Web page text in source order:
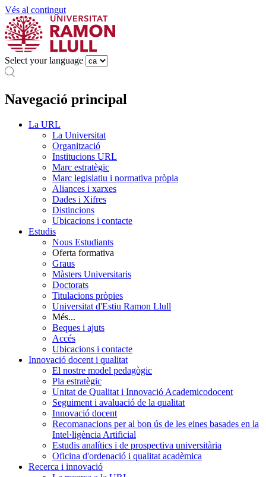
Vés al contingut
Select your language
Navegació principal
La URL
La Universitat
Organització
Institucions URL
Marc estratègic
Marc legislatiu i normativa pròpia
Aliances i xarxes
Dades i Xifres
Distincions
Ubicacions i contacte
Estudis
Nous Estudiants
Oferta formativa
Graus
Màsters Universitaris
Doctorats
Titulacions pròpies
Universitat d'Estiu Ramon Llull
Més...
Beques i ajuts
Accés
Ubicacions i contacte
Innovació docent i qualitat
El nostre model pedagògic
Pla estratègic
Unitat de Qualitat i Innovació Academicodocent
Seguiment i avaluació de la qualitat
Innovació docent
Recomanacions per al bon ús de les eines basades en la
Intel·ligència Artificial
Estudis analítics i de prospectiva universitària
Oficina d'ordenació i qualitat acadèmica
Recerca i innovació